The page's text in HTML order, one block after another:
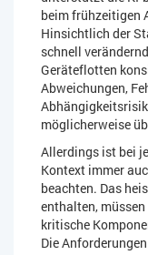
beim frühzeitigen
Hinsichtlich der
schnell
Geräteflotten
Abweichungen,
möglicherweise
Allerdings ist bei
Kontext immer
beachten. Das
enthalten,
kritische
Die